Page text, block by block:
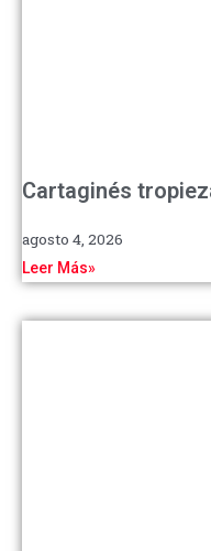
Cartaginés
agosto 4, 2026
Leer Más»